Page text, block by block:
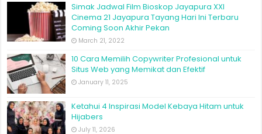
Simak Jadwal Film Bioskop Jayapura XXI
Cinema 21 Jayapura Tayang Hari Ini Terbaru
Coming Soon Akhir Pekan
March 21, 2022
10 Cara Memilih Copywriter Profesional untuk
Situs Web yang Memikat dan Efektif
January 11, 2025
Ketahui 4 Inspirasi Model Kebaya Hitam untuk
Hijabers
July 11, 2026